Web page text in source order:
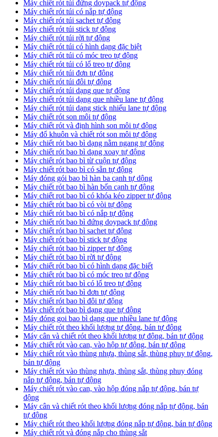
Máy chiết rót túi đứng doypack tự động
Máy chiết rót túi có nắp tự động
Máy chiết rót túi sachet tự động
Máy chiết rót túi stick tự động
Máy chiết rót túi rời tự động
Máy chiết rót túi có hình dạng đặc biệt
Máy chiết rót túi có móc treo tự động
Máy chiết rót túi có lổ treo tự động
Máy chiết rót túi đơn tự đông
Máy chiết rót túi đôi tự động
Máy chiết rót túi dạng que tự động
Máy chiết rót túi dạng que nhiều lane tự động
Máy chiết rót túi dạng stick nhiếu lane tự động
Máy chiết rót son môi tự động
Máy chiết rót và định hình son môi tự động
Máy đổ khuôn và chiết rót son môi tự động
Máy chiết rót bao bì dạng nằm ngang tự động
Máy chiết rót bao bì dạng xoay tự động
Máy chiết rót bao bì từ cuộn tự động
Máy chiết rót bao bì có sẵn tự động
Máy đóng gói bao bì hàn ba cạnh tự dộng
Máy chiết rót bao bì hàn bốn cạnh tự động
Máy chiết rot bao bì có khóa kéo zipper tự động
Máy chiết rót bao bì có vòi tự động
Máy chiết rót bao bì có nắp tự động
Máy chiết rót bao bì đứng doypack tự động
Máy chiết rót bao bì sachet tự động
Máy chiết rót bao bì stick tự động
Máy chiết rót bao bì zipper tự động
Máy chiết rót bao bì rời tự động
Máy chiết rót bao bì có hình dạng đặc biết
Máy chiết rót bao bì có móc treo tự động
Máy chiết rót bao bì có lổ treo tự động
Máy chiết rót bao bì đơn tự động
Máy chiết rót bao bì đôi tự động
Máy chiết rót bao bì dạng que tự động
Máy đóng goi bao bì dạng que nhiều lane tự động
Máy chiết rót theo khối lượng tự động, bán tự động
Máy cân và chiết rót theo khối lượng tự động, bán tự động
Máy chiết rót vào can, vào hộp tự động, bán tự động
Máy chiết rót vào thùng nhựa, thùng sắt, thùng phuy tự động,
bán tự động
Máy chiết rót vào thùng nhựa, thùng sắt, thùng phuy đóng
nắp tự động, bán tự động
Máy chiết rót vào can, vào hộp đóng nắp tự động, bán tự
động
Máy cân và chiết rót theo khối lượng đóng nắp tự động, bán
tự động
Máy chiết rót theo khối lượng đóng nắp tự động, bán tự động
Máy chiết rót và đóng nắp cho thùng sắt